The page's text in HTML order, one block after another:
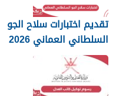
تقديم اختبارات سلاح الجو
السلطاني العماني 2026